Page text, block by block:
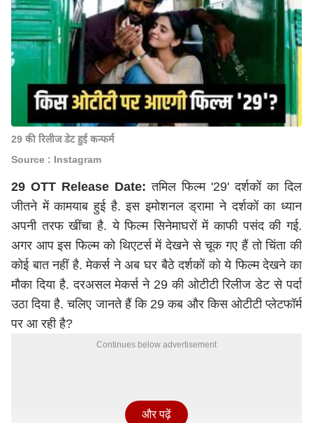
29 की रिलीज डेट हुई कन्फर्म
Source : Instagram
29 OTT Release Date: तमिल फिल्म '29' दर्शकों का दिल
जीतने में कामयाब हुई है. इस इमोशनल ड्रामा ने दर्शकों का ध्यान
अपनी तरफ खींचा है. ये फिल्म सिनेमाघरों में काफी पसंद की गई.
अगर आप इस फिल्म को थिएटर्स में देखने से चूक गए हैं तो चिंता की
कोई बात नहीं है. मेकर्स ने अब घर बैठे दर्शकों को ये फिल्म देखने का
मौका दिया है. दरअसल मेकर्स ने 29 की ओटीटी रिलीज डेट से पर्दा
उठा दिया है. चलिए जानते हैं कि 29 कब और किस ओटीटी प्लेटफॉर्म
पर आ रही है?
Continues below advertisement
और पढ़ें